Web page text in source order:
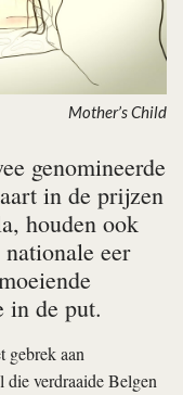
Mother’s Child
genomineerde
in de prijzen
houden ook
eer
in de put.
gebrek aan
verdraaide Belgen